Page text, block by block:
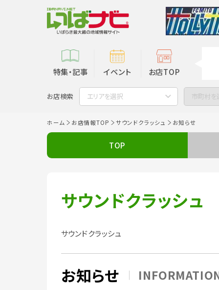
特集・記事 イベント お店TOP
お店検索 エリアを選択 市町村を
ホーム お店情報TOP サウンドクラッシュ お知らせ
TOP
サウンドクラッシュ
サウンドクラッシュ
お知らせ